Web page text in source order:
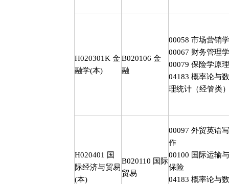
H020301K 金
融学(本)
B020106 金
融
00058 市场营销学
00067 财务管理学
00079 保险学原理
04183 概率论与数
理统计（经管类
H020401
国
际经济与贸易
(本)
B020110 国际
贸易
00097 外贸英语写
作
00100 国际运输与
保险
04183 概率论与数